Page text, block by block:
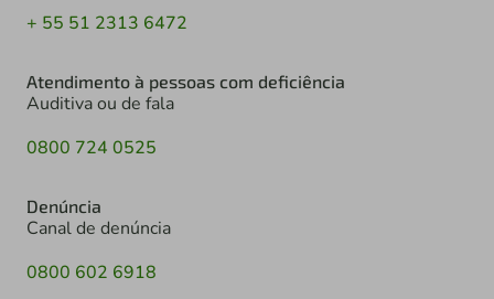
+ 55 51 2313 6472
Atendimento à pessoas com deficiência
Auditiva ou de fala
0800 724 0525
Denúncia
Canal de denúncia
0800 602 6918